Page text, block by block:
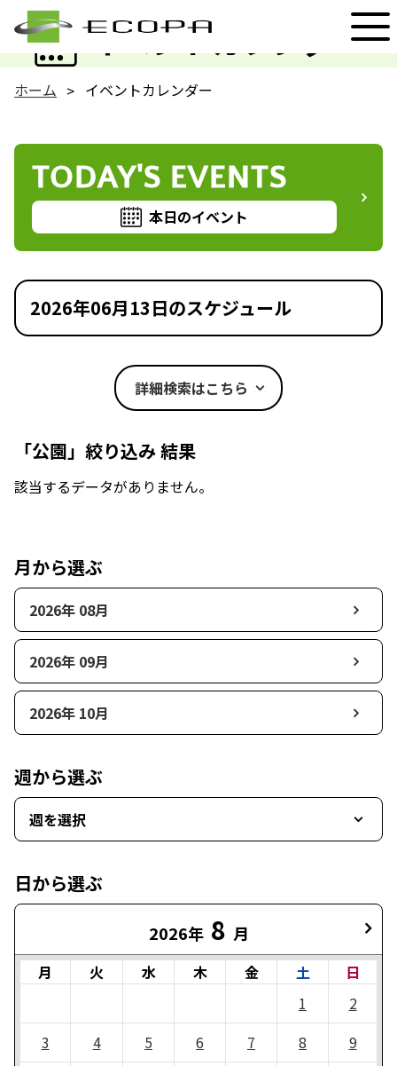
イベントカレンダー
EVENT
ホーム イベントカレンダー
TODAY'S EVENTS
本日のイベント
2026年06月13日のスケジュール
詳細検索はこちら
「公園」絞り込み 結果
該当するデータがありません。
月から選ぶ
2026年 08月
2026年 09月
2026年 10月
週から選ぶ
週を選択
日から選ぶ
2026年 8 月
月 火 水 木 金 土
日
1
2
3
4 5 6 7 8
9